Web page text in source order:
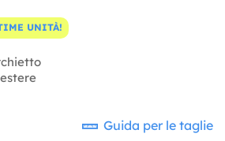
UNITÀ!
Guida per le taglie